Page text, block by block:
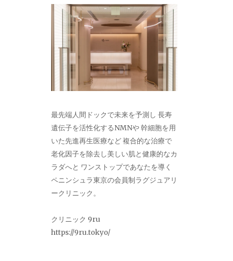
最先端人間ドックで未来を予測し 長寿
遺伝子を活性化するNMNや 幹細胞を用
いた先進再生医療など 複合的な治療で
老化因子を除去し美しい肌と健康的なカ
ラダへと ワンストップであなたを導く
ペニンシュラ東京の会員制ラグジュアリ
ークリニック。
クリニック 9ru
https://9ru.tokyo/